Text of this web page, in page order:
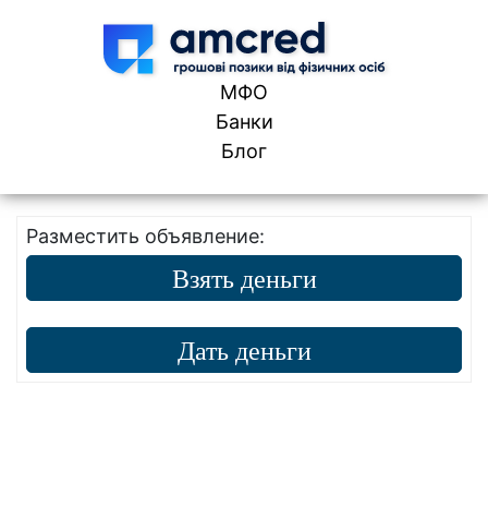
МФО
Банки
Блог
Разместить объявление:
Взять деньги
Дать деньги